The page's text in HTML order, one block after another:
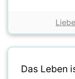
Das Leben